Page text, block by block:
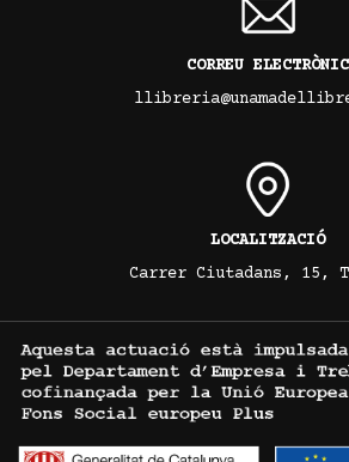
CORREU ELECTRÒNIC
LOCALITZACIÓ
Carrer Ciutadans, 15,